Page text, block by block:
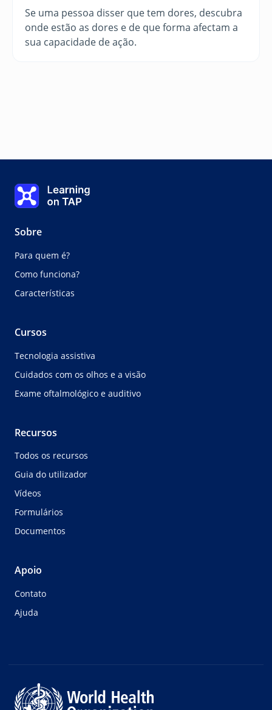
Se uma pessoa disser que tem dores, descubra
onde estão as dores e de que forma afectam a
sua capacidade de ação.
0%
Lição:0 de 0
Learning on TAP Página inicial
Sobre
Para quem é?
Como funciona?
Características
Cursos
Tecnologia assistiva
Cuidados com os olhos e a visão
Exame oftalmológico e auditivo
Recursos
Todos os recursos
Guia do utilizador
Vídeos
Formulários
Documentos
Apoio
Contato
Ajuda